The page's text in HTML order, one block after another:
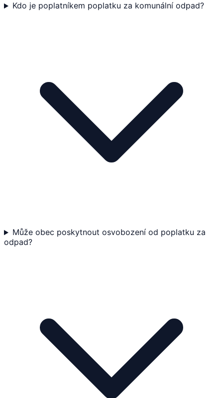
Kdo je poplatníkem poplatku za komunální odpad?
Může obec poskytnout osvobození od poplatku za
odpad?